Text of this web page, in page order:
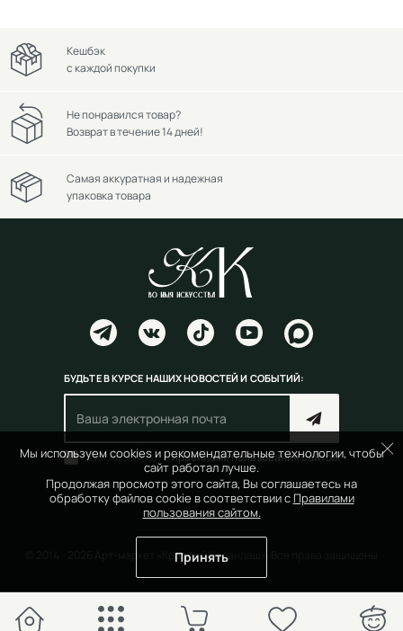
Мы используем cookies и рекомендательные технологии, чтобы
сайт работал лучше.
Продолжая просмотр этого сайта, Вы соглашаетесь на
обработку файлов cookie в соответствии с Правилами
пользования сайтом.
Принять
Кешбэк
с каждой покупки
Не понравился товар?
Возврат в течение 14 дней!
Самая аккуратная и надежная
упаковка товара
БУДЬТЕ В КУРСЕ НАШИХ НОВОСТЕЙ И СОБЫТИЙ:
Согласен(на) справилами пользования сайтом
© 2014 - 2026 Арт-маркет «Красный Карандаш». Все права защищены